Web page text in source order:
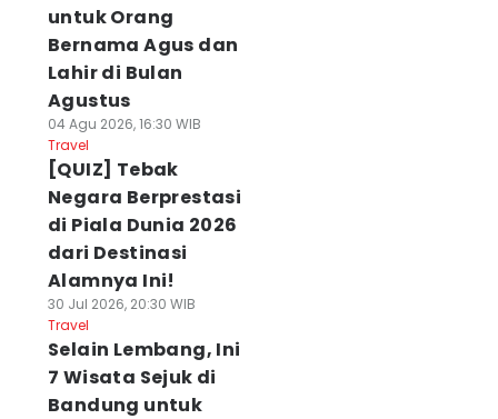
untuk Orang
Bernama Agus dan
Lahir di Bulan
Agustus
04 Agu 2026, 16:30 WIB
Travel
[QUIZ] Tebak
Negara Berprestasi
di Piala Dunia 2026
dari Destinasi
Alamnya Ini!
30 Jul 2026, 20:30 WIB
Travel
Selain Lembang, Ini
7 Wisata Sejuk di
Bandung untuk